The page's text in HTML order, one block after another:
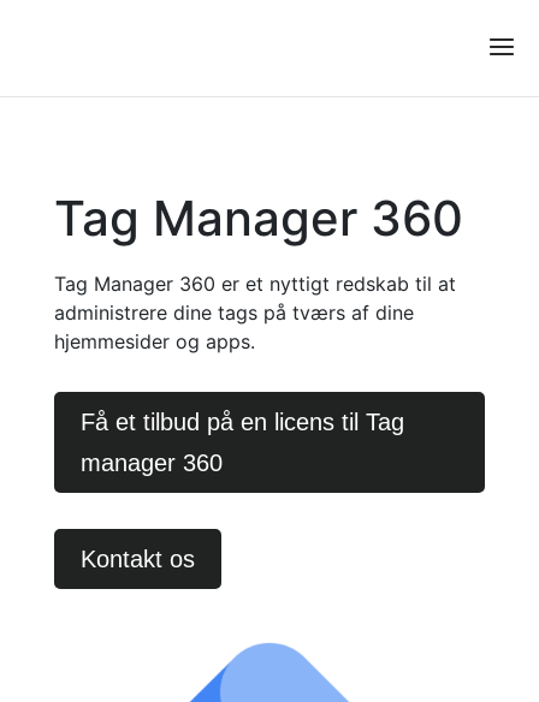
Tag Manager 360
Tag Manager 360 er et nyttigt redskab til at
administrere dine tags på tværs af dine
hjemmesider og apps.
Få et tilbud på en licens til Tag
manager 360
Kontakt os